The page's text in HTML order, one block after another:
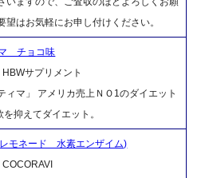
はお気軽にお申し付けください。
チョコ味
サプリメント
ィマ」 アメリカ売上ＮＯ1のダイエット
抑えてダイエット。
モネード 水素エンザイム)